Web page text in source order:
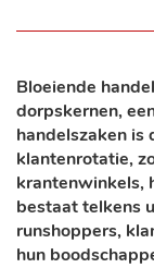
Bloeiende
dorpskernen,
handelszaken is
klantenrotatie,
krantenwinkels,
bestaat telkens
runshoppers,
hun